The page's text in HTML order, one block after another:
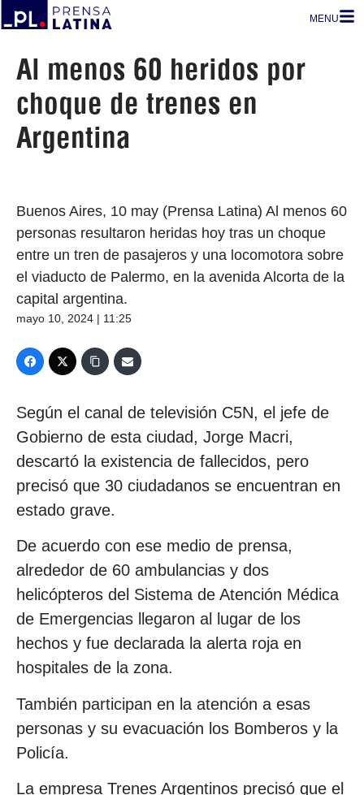
MENU
Al menos 60 heridos por
choque de trenes en
Argentina
Buenos Aires, 10 may (Prensa Latina) Al menos 60
personas resultaron heridas hoy tras un choque
entre un tren de pasajeros y una locomotora sobre
el viaducto de Palermo, en la avenida Alcorta de la
capital argentina.
mayo 10, 2024 | 11:25
Según el canal de televisión C5N, el jefe de
Gobierno de esta ciudad, Jorge Macri,
descartó la existencia de fallecidos, pero
precisó que 30 ciudadanos se encuentran en
estado grave.
De acuerdo con ese medio de prensa,
alrededor de 60 ambulancias y dos
helicópteros del Sistema de Atención Médica
de Emergencias llegaron al lugar de los
hechos y fue declarada la alerta roja en
hospitales de la zona.
También participan en la atención a esas
personas y su evacuación los Bomberos y la
Policía.
La empresa Trenes Argentinos precisó que el